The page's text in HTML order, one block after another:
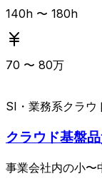
140h 〜 180h
70 〜 80万
SI・業務系クラウ
クラウド基盤
事業会社内の小〜